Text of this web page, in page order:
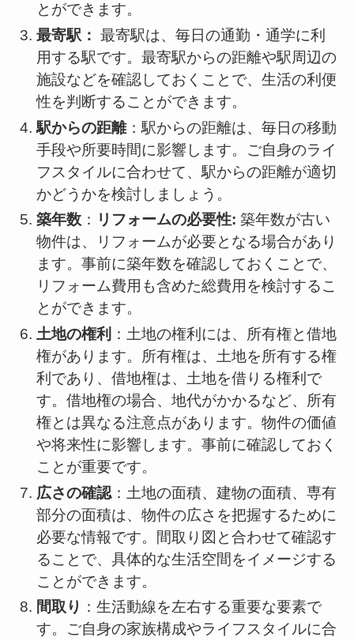
とができます。
最寄駅 ： 最寄駅は、毎日の通勤・通学に利
用する駅です。最寄駅からの距離や駅周辺の
施設などを確認しておくことで、生活の利便
性を判断することができます。
駅からの距離：駅からの距離は、毎日の移動
手段や所要時間に影響します。ご自身のライ
フスタイルに合わせて、駅からの距離が適切
かどうかを検討しましょう。
築年数 ： リフォームの必要性: 築年数が古い
物件は、リフォームが必要となる場合があり
ます。事前に築年数を確認しておくことで、
リフォーム費用も含めた総費用を検討するこ
とができます。
土地の権利 ：土地の権利には、所有権と借地
権があります。所有権は、土地を所有する権
利であり、借地権は、土地を借りる権利で
す。借地権の場合、地代がかかるなど、所有
権とは異なる注意点があります。物件の価値
や将来性に影響します。事前に確認しておく
ことが重要です。
広さの確認：土地の面積、建物の面積、専有
部分の面積は、物件の広さを把握するために
必要な情報です。間取り図と合わせて確認す
ることで、具体的な生活空間をイメージする
ことができます。
間取り ：生活動線を左右する重要な要素で
す。ご自身の家族構成やライフスタイルに合